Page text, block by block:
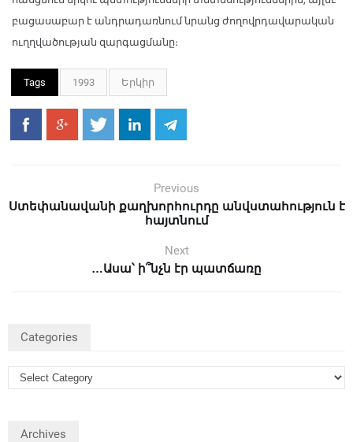
բա­ցասաբար է անդրադառնում նրանց ժողովրդավարական
ուղղվածության զարգացմանը։
Tags 1993 Երկիր
Previous
Ստեփանավանի քաղխորհուրդը անվստահություն է
հայտնում
Next
…Ասա՝ ի՞նչն էր պատճառը
Categories
Archives